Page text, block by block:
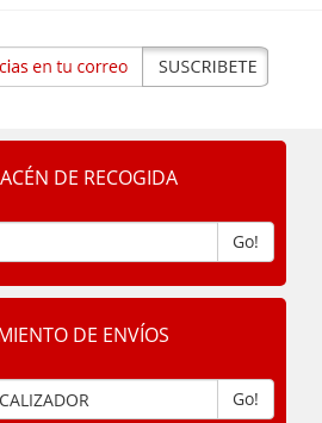
DE RECOGIDA
Go!
DE ENVÍOS
Go!